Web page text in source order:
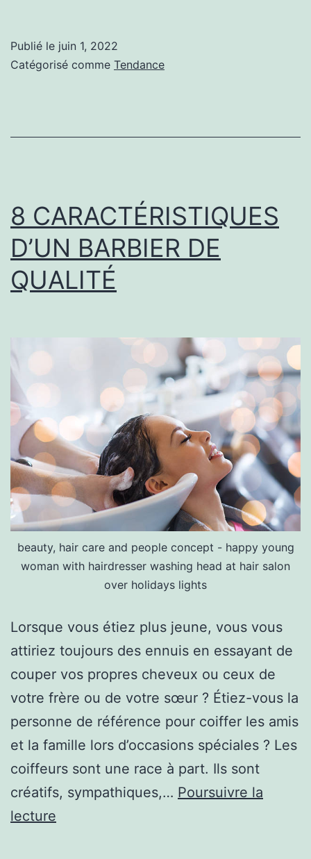
Publié le juin 1, 2022
Catégorisé comme Tendance
8 CARACTÉRISTIQUES
D’UN BARBIER DE
QUALITÉ
beauty, hair care and people concept - happy young
woman with hairdresser washing head at hair salon
over holidays lights
Lorsque vous étiez plus jeune, vous vous
attiriez toujours des ennuis en essayant de
couper vos propres cheveux ou ceux de
votre frère ou de votre sœur ? Étiez-vous la
personne de référence pour coiffer les amis
et la famille lors d’occasions spéciales ? Les
coiffeurs sont une race à part. Ils sont
créatifs, sympathiques,… Poursuivre la
lecture